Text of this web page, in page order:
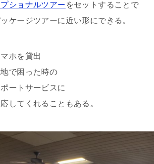
ショナルツアー をセットすることで
ケージツアーに近い形にできる。
ホを貸出
で困った時の
ートサービスに
してくれることもある。